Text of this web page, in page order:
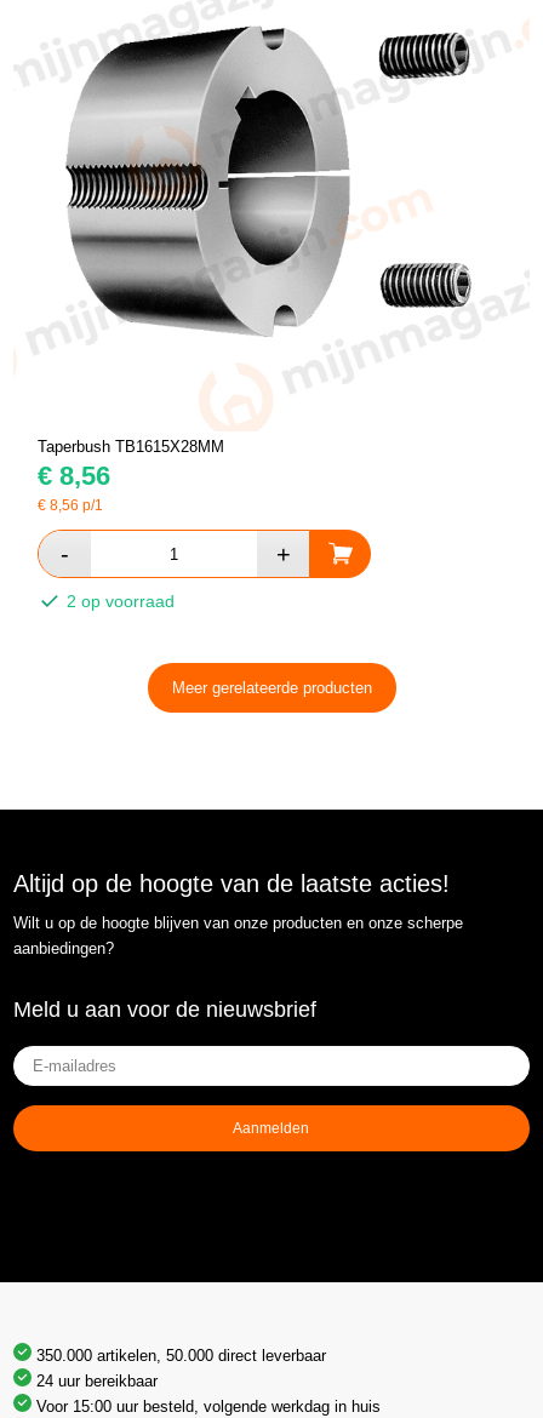
Taperbush TB1615X28MM
€ 8,56
€8,56 p/1
2 op voorraad
Meer gerelateerde producten
Altijd op de hoogte van de laatste acties!
Wilt u op de hoogte blijven van onze producten en onze scherpe
aanbiedingen?
Meld u aan voor de nieuwsbrief
E-
mailadres(Vereist)
Aanmelden
350.000 artikelen, 50.000 direct leverbaar
24 uur bereikbaar
Voor 15:00 uur besteld, volgende werkdag in huis